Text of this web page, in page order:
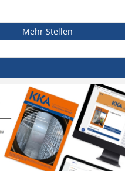
Mehr Stellen